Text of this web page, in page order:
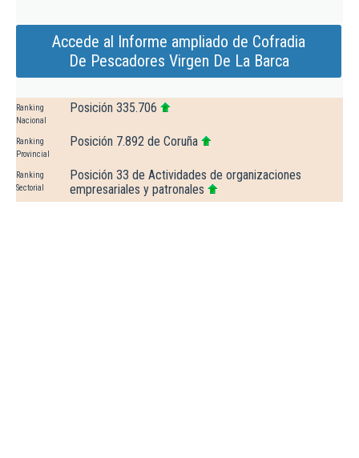
Accede al Informe ampliado de Cofradia
De Pescadores Virgen De La Barca
Ranking
Nacional
Posición 335.706
Ranking
Provincial
Posición 7.892 de Coruña
Ranking
Sectorial
Posición 33 de Actividades de organizaciones
empresariales y patronales